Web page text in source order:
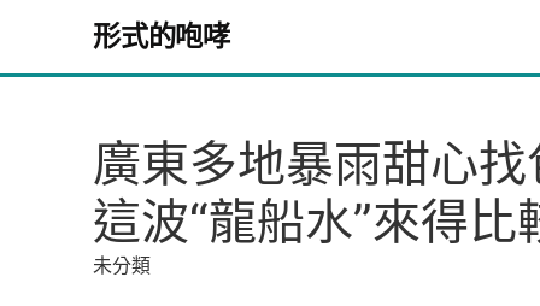
形式的咆哮
廣東多地暴雨甜心
這波“龍船水”來得比
未分類